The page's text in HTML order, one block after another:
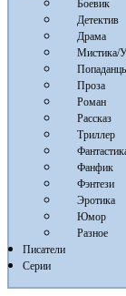
Боевик
Детектив
Драма
Мистика/
Проза
Роман
Рассказ
Триллер
Фанфик
Фэнтези
Эротика
Юмор
Разное
Писатели
Серии